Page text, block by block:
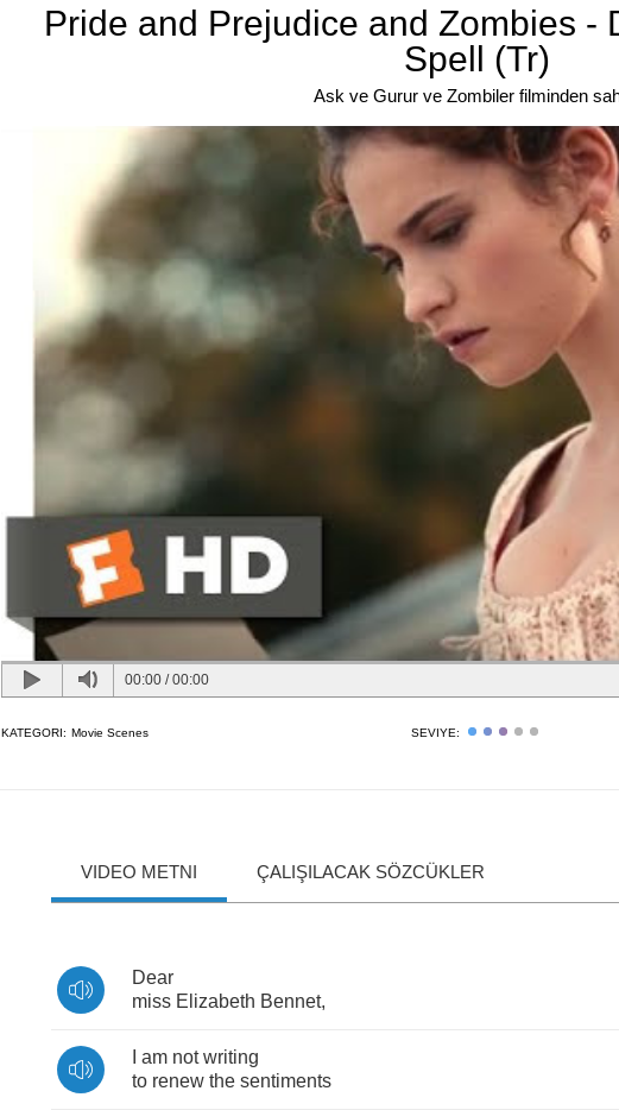
Pride and Prejudice and Zombies -
Spell (Tr)
Ask ve Gurur ve Zombiler filminden
00:00 /00:00
KATEGORI: Movie Scenes SEVIYE:
VIDEO METNI ÇALIŞILACAK SÖZCÜKLER
Dear
miss Elizabeth Bennet,
am not writing
to renew the sentiments